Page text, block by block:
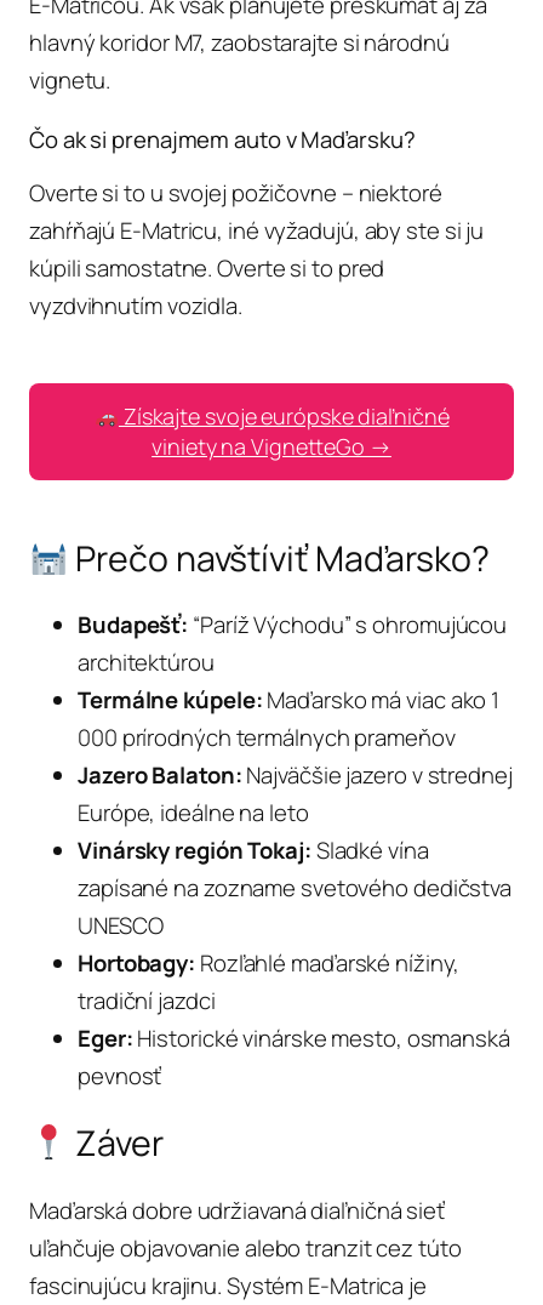
hlavný koridor M7, zaobstarajte si národnú
vignetu.
Čo ak si prenajmem auto v Maďarsku?
Overte si to u svojej požičovne – niektoré
zahŕňajú E-Matricu, iné vyžadujú, aby ste si ju
kúpili samostatne. Overte si to pred
vyzdvihnutím vozidla.
Získajte svoje európske diaľničné
viniety na VignetteGo →
Prečo navštíviť Maďarsko?
Budapešť: “Paríž Východu” s ohromujúcou
architektúrou
Termálne kúpele:Maďarsko má viac ako 1
000 prírodných termálnych prameňov
Jazero Balaton:Najväčšie jazero v strednej
Európe, ideálne na leto
Vinársky región Tokaj:Sladké vína
zapísané na zozname svetového dedičstva
UNESCO
Hortobagy: Rozľahlé maďarské nížiny,
tradiční jazdci
Eger:Historické vinárske mesto, osmanská
pevnosť
Záver
Maďarská dobre udržiavaná diaľničná sieť
uľahčuje objavovanie alebo tranzit cez túto
fascinujúcu krajinu. Systém E-Matrica je